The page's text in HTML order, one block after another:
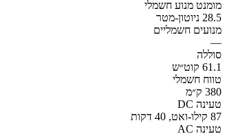
מומנט מנוע חשמלי
28.5 ניוטון-מטר
מנועים חשמליים
—
סוללה
61.1 קוט״ש
טווח חשמלי
380 ק״מ
טעינה DC
87 קילו-ואט, 40 דקות
טעינה AC